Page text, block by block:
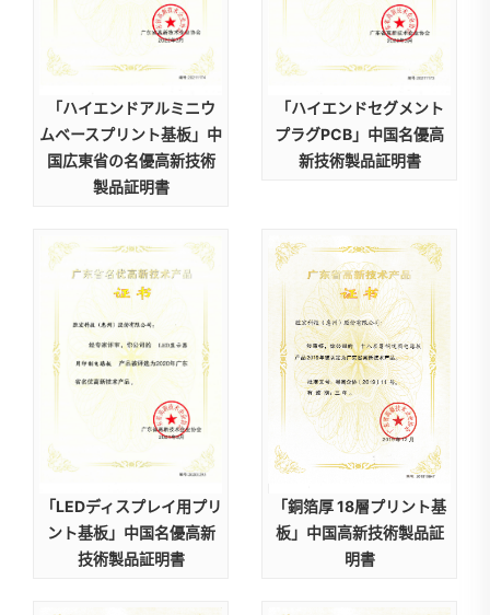
「ハイエンドアルミニウ
ムベースプリント基板」中
国広東省の名優高新技術
製品証明書
「ハイエンドセグメント
プラグPCB」中国名優高
新技術製品証明書
「LEDディスプレイ用プリ
ント基板」中国名優高新
技術製品証明書
「銅箔厚 18層プリント基
板」中国高新技術製品証
明書